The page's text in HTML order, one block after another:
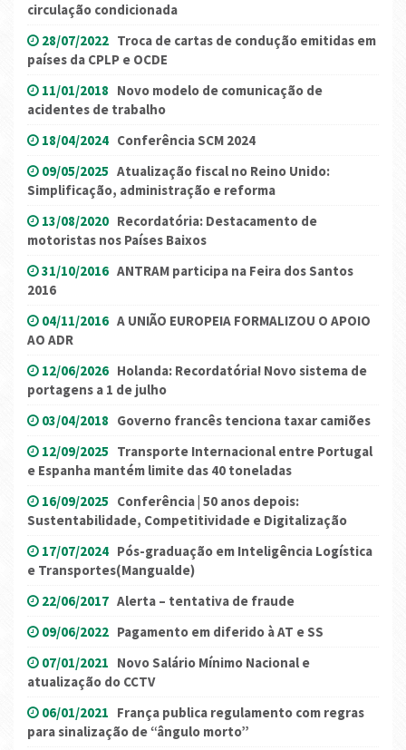
circulação condicionada
28/07/2022 Troca de cartas de condução emitidas em
países da CPLP e OCDE
11/01/2018 Novo modelo de comunicação de
acidentes de trabalho
18/04/2024 Conferência SCM 2024
09/05/2025 Atualização fiscal no Reino Unido:
Simplificação, administração e reforma
13/08/2020 Recordatória: Destacamento de
motoristas nos Países Baixos
31/10/2016 ANTRAM participa na Feira dos Santos
2016
04/11/2016 A UNIÃO EUROPEIA FORMALIZOU O APOIO
AO ADR
12/06/2026 Holanda: Recordatória! Novo sistema de
portagens a 1 de julho
03/04/2018 Governo francês tenciona taxar camiões
12/09/2025 Transporte Internacional entre Portugal
e Espanha mantém limite das 40 toneladas
16/09/2025 Conferência | 50 anos depois:
Sustentabilidade, Competitividade e Digitalização
17/07/2024 Pós-graduação em Inteligência Logística
e Transportes(Mangualde)
22/06/2017 Alerta – tentativa de fraude
09/06/2022 Pagamento em diferido à AT e SS
07/01/2021 Novo Salário Mínimo Nacional e
atualização do CCTV
06/01/2021 França publica regulamento com regras
para sinalização de “ângulo morto”